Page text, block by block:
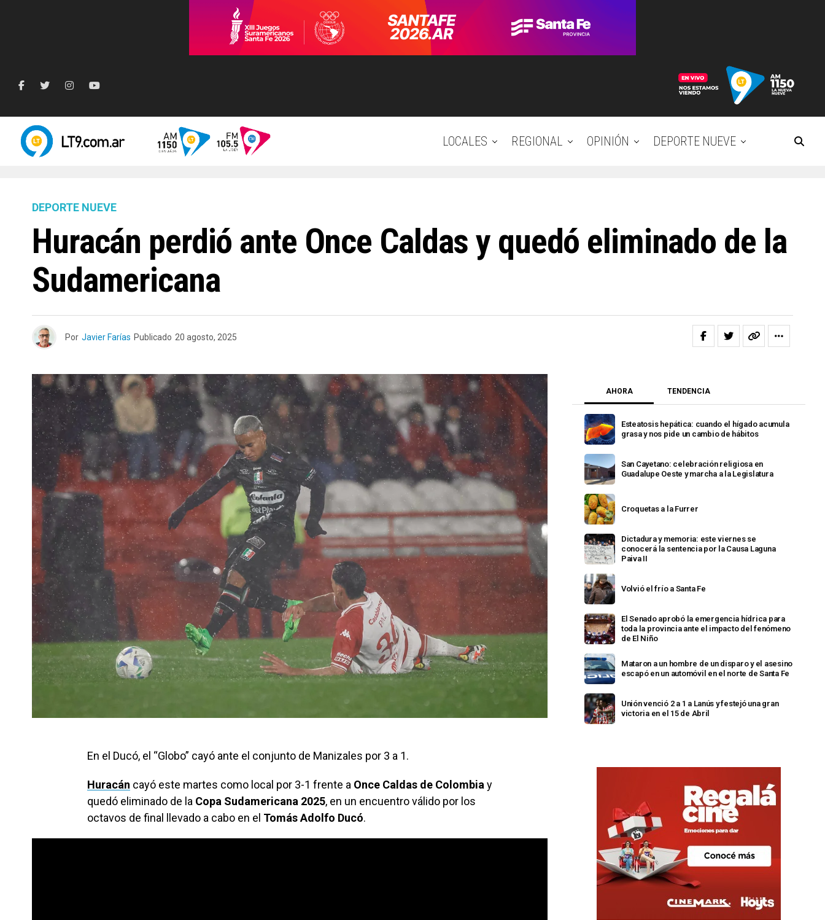
LOCALES REGIONAL OPINIÓN DEPORTE NUEVE
DEPORTE NUEVE
Huracán perdió ante Once Caldas y quedó eliminado de la
Sudamericana
Por Javier Farías Publicado 20 agosto, 2025
En el Ducó, el “Globo” cayó ante el conjunto de Manizales por 3 a 1.
Huracán cayó este martes como local por 3-1 frente a Once Caldas de Colombia y
quedó eliminado de la Copa Sudamericana 2025, en un encuentro válido por los
octavos de final llevado a cabo en el Tomás Adolfo Ducó.
AHORA TENDENCIA
Esteatosis hepática: cuando el hígado acumula
grasa y nos pide un cambio de hábitos
San Cayetano: celebración religiosa en
Guadalupe Oeste y marcha a la Legislatura
Croquetas a la Furrer
Dictadura y memoria: este viernes se
conocerá la sentencia por la Causa Laguna
Paiva II
Volvió el frío a Santa Fe
El Senado aprobó la emergencia hídrica para
toda la provincia ante el impacto del fenómeno
de El Niño
Mataron a un hombre de un disparo y el asesino
escapó en un automóvil en el norte de Santa Fe
Unión venció 2 a 1 a Lanús y festejó una gran
victoria en el 15 de Abril